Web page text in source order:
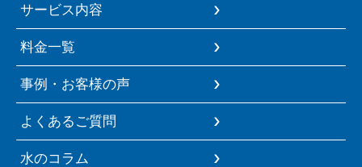
サービス内容
料金一覧
事例・お客様の声
よくあるご質問
水のコラム